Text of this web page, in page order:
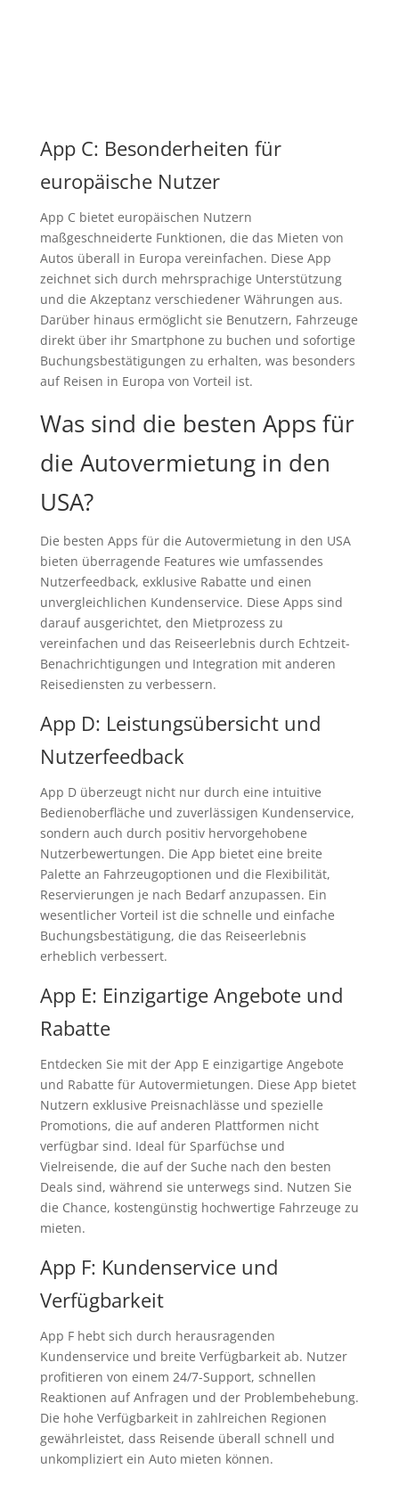
App C: Besonderheiten für
europäische Nutzer
App C bietet europäischen Nutzern
maßgeschneiderte Funktionen, die das Mieten von
Autos überall in Europa vereinfachen. Diese App
zeichnet sich durch mehrsprachige Unterstützung
und die Akzeptanz verschiedener Währungen aus.
Darüber hinaus ermöglicht sie Benutzern, Fahrzeuge
direkt über ihr Smartphone zu buchen und sofortige
Buchungsbestätigungen zu erhalten, was besonders
auf Reisen in Europa von Vorteil ist.
Was sind die besten Apps für
die Autovermietung in den
USA?
Die besten Apps für die Autovermietung in den USA
bieten überragende Features wie umfassendes
Nutzerfeedback, exklusive Rabatte und einen
unvergleichlichen Kundenservice. Diese Apps sind
darauf ausgerichtet, den Mietprozess zu
vereinfachen und das Reiseerlebnis durch Echtzeit-
Benachrichtigungen und Integration mit anderen
Reisediensten zu verbessern.
App D: Leistungsübersicht und
Nutzerfeedback
App D überzeugt nicht nur durch eine intuitive
Bedienoberfläche und zuverlässigen Kundenservice,
sondern auch durch positiv hervorgehobene
Nutzerbewertungen. Die App bietet eine breite
Palette an Fahrzeugoptionen und die Flexibilität,
Reservierungen je nach Bedarf anzupassen. Ein
wesentlicher Vorteil ist die schnelle und einfache
Buchungsbestätigung, die das Reiseerlebnis
erheblich verbessert.
App E: Einzigartige Angebote und
Rabatte
Entdecken Sie mit der App E einzigartige Angebote
und Rabatte für Autovermietungen. Diese App bietet
Nutzern exklusive Preisnachlässe und spezielle
Promotions, die auf anderen Plattformen nicht
verfügbar sind. Ideal für Sparfüchse und
Vielreisende, die auf der Suche nach den besten
Deals sind, während sie unterwegs sind. Nutzen Sie
die Chance, kostengünstig hochwertige Fahrzeuge zu
mieten.
App F: Kundenservice und
Verfügbarkeit
App F hebt sich durch herausragenden
Kundenservice und breite Verfügbarkeit ab. Nutzer
profitieren von einem 24/7-Support, schnellen
Reaktionen auf Anfragen und der Problembehebung.
Die hohe Verfügbarkeit in zahlreichen Regionen
gewährleistet, dass Reisende überall schnell und
unkompliziert ein Auto mieten können.